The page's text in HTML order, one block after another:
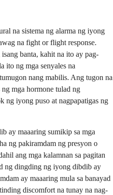
na sistema ng alarma ng iyong
na fight or flight response.
banta, kahit na ito ay pag-
ito ng mga senyales na
nang mabilis. Ang tugon na
mga hormone tulad ng
ng iyong puso at nagpapatigas ng
ay maaaring sumikip sa mga
ng pakiramdam ng presyon o
ang mga kalamnan sa pagitan
ng dingding ng iyong dibdib ay
ay maaaring mula sa banayad
discomfort na tunay na nag-